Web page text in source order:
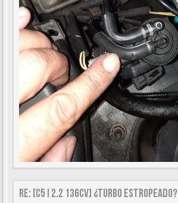
Re: [C5 I 2.2 136cv] ¿turbo estropeado?